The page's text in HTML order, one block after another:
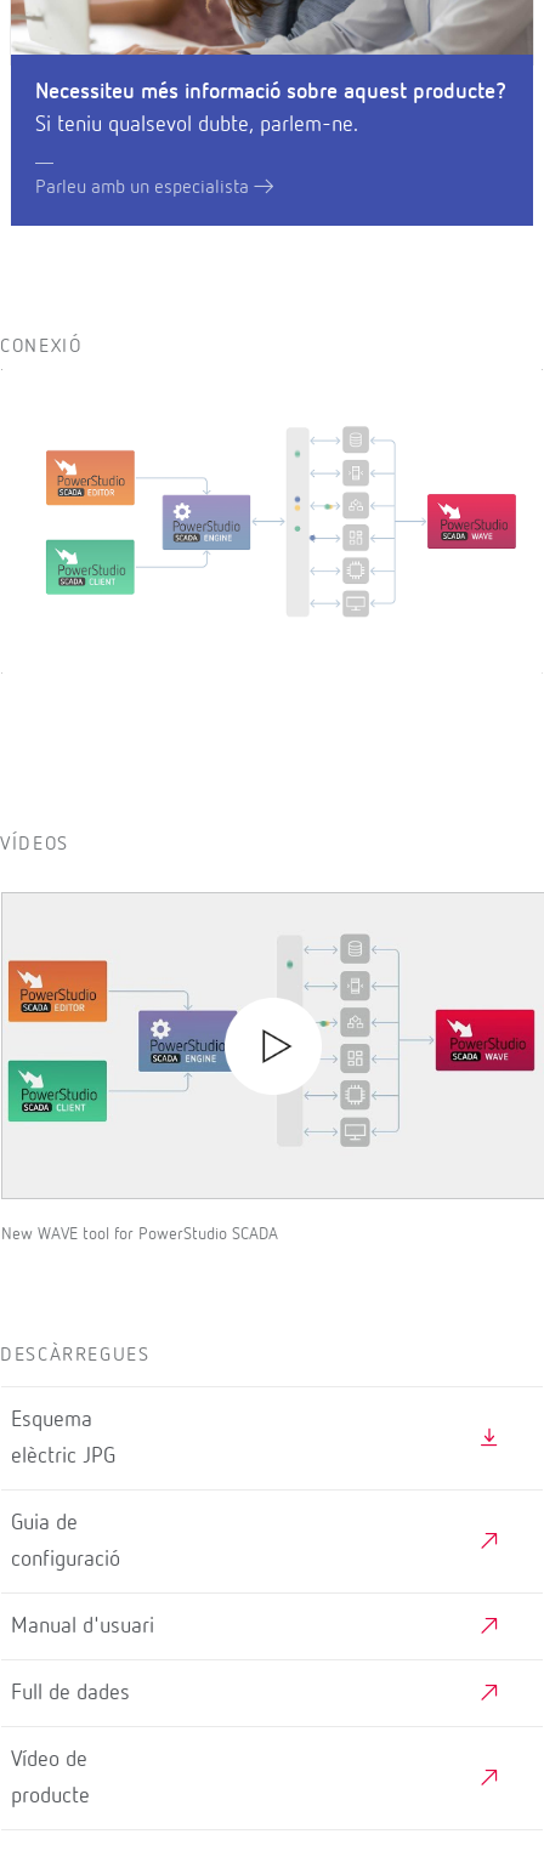
Necessiteu més informació sobre aquest producte?
Si teniu qualsevol dubte, parlem-ne.
Parleu amb un especialista
CONEXIÓ
VÍDEOS
New WAVE tool for PowerStudio SCADA
DESCÀRREGUES
Esquema
elèctric JPG
Guia de
configuració
Manual d'usuari
Full de dades
Vídeo de
producte